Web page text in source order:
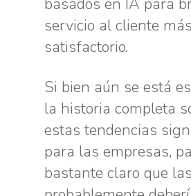
servicio al cliente
satisfactorio.
Si bien aún se está
la historia completa
estas tendencias
para las empresas,
bastante claro que